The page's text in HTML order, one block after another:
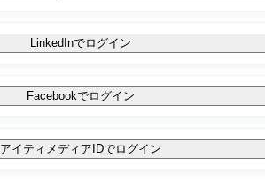
LinkedInでログイン
Facebookでログイン
アイティメディアIDでログイン